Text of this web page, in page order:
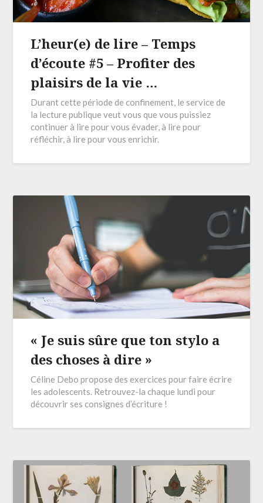
L’heur(e) de lire – Temps
d’écoute #5 – Profiter des
plaisirs de la vie …
Durant cette période de confinement, le service de
la lecture publique veut vous que vous puissiez
continuer à lire pour vous évader, à lire pour
réfléchir, à lire pour vous enrichir.
« Je suis sûre que ton stylo a
des choses à dire »
Céline Debo propose des exercices pour faire écrire
les adolescents. Retrouvez-la chaque lundi pour
découvrir ses consignes d’écriture !